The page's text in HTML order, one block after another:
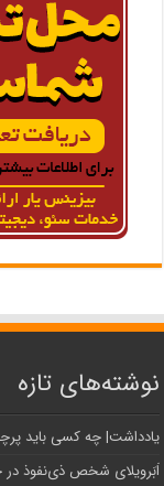
نوشته‌های تازه
یادداشت| ‌چه کسی باید
اَبَر‌ویلای شخص ذی‌نفوذ